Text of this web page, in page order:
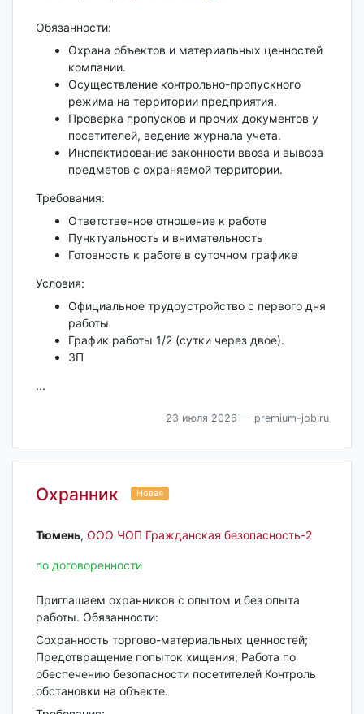
Обязанности:
Охрана объектов и материальных ценностей
компании.
Осуществление контрольно-пропускного
режима на территории предприятия.
Проверка пропусков и прочих документов у
посетителей, ведение журнала учета.
Инспектирование законности ввоза и вывоза
предметов с охраняемой территории.
Требования:
Ответственное отношение к работе
Пунктуальность и внимательность
Готовность к работе в суточном графике
Условия:
Официальное трудоустройство с первого дня
работы
График работы 1/2 (сутки через двое).
ЗП
...
23 июля 2026 — premium-job.ru
Охранник Новая
Тюмень‎, ООО ЧОП Гражданская безопасность-2
по договоренности
Приглашаем охранников с опытом и без опыта
работы. Обязанности:
Сохранность торгово-материальных ценностей;
Предотвращение попыток хищения; Работа по
обеспечению безопасности посетителей Контроль
обстановки на объекте.